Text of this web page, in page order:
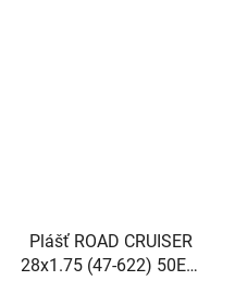
Plášť ROAD CRUISER
28x1.75 (47-622) 50EPI